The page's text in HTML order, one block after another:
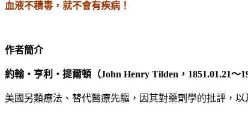
血液不積毒，就不會有疾病！
作者簡介
約翰‧ 亨利 ‧ 提爾頓（John Henry Tilden ， 1851.01.21～
美國另類療法、替代醫療先驅，因其對藥劑學的批評，